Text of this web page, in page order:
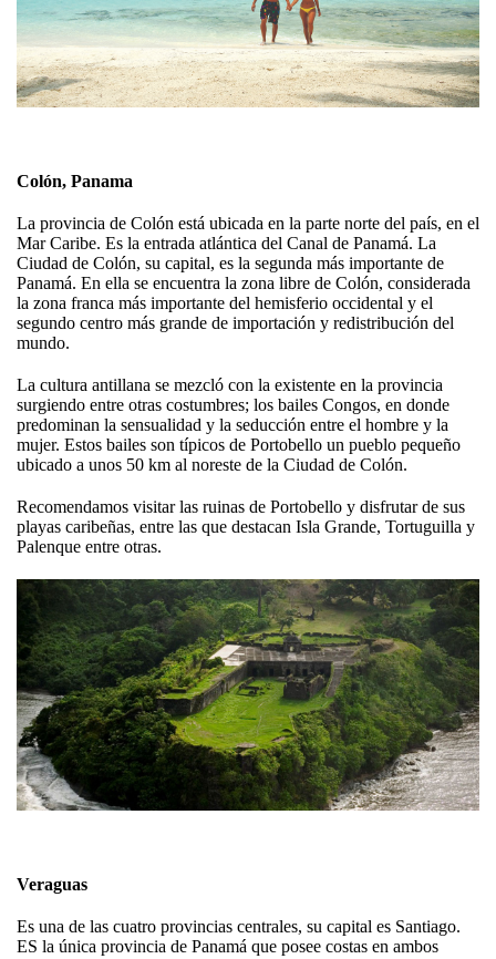
Colón, Panama
La provincia de Colón está ubicada en la parte norte del país, en el
Mar Caribe. Es la entrada atlántica del Canal de Panamá. La
Ciudad de Colón, su capital, es la segunda más importante de
Panamá. En ella se encuentra la zona libre de Colón, considerada
la zona franca más importante del hemisferio occidental y el
segundo centro más grande de importación y redistribución del
mundo.
La cultura antillana se mezcló con la existente en la provincia
surgiendo entre otras costumbres; los bailes Congos, en donde
predominan la sensualidad y la seducción entre el hombre y la
mujer. Estos bailes son típicos de Portobello un pueblo pequeño
ubicado a unos 50 km al noreste de la Ciudad de Colón.
Recomendamos visitar las ruinas de Portobello y disfrutar de sus
playas caribeñas, entre las que destacan Isla Grande, Tortuguilla y
Palenque entre otras.
Veraguas
Es una de las cuatro provincias centrales, su capital es Santiago.
ES la única provincia de Panamá que posee costas en ambos